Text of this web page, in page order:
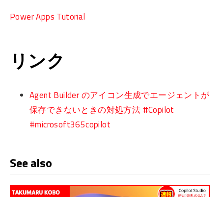
Power Apps Tutorial
リンク
Agent Builder のアイコン生成でエージェントが
保存できないときの対処方法 #Copilot
#microsoft365copilot
See also